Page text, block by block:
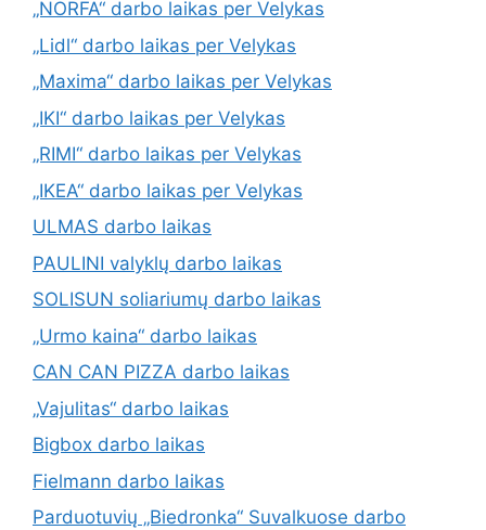
„NORFA“ darbo laikas per Velykas
„Lidl“ darbo laikas per Velykas
„Maxima“ darbo laikas per Velykas
„IKI“ darbo laikas per Velykas
„RIMI“ darbo laikas per Velykas
„IKEA“ darbo laikas per Velykas
ULMAS darbo laikas
PAULINI valyklų darbo laikas
SOLISUN soliariumų darbo laikas
„Urmo kaina“ darbo laikas
CAN CAN PIZZA darbo laikas
„Vajulitas“ darbo laikas
Bigbox darbo laikas
Fielmann darbo laikas
Parduotuvių „Biedronka“ Suvalkuose darbo